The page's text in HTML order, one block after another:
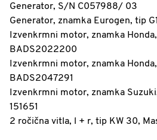
Generator, S/N C057988/ 03
Generator, znamka Eurogen, tip
Izvenkrmni motor, znamka
BADS2022200
Izvenkrmni motor, znamka
BADS2047291
Izvenkrmni motor, znamka
151651
2 ročična vitla, l + r, tip KW 30,